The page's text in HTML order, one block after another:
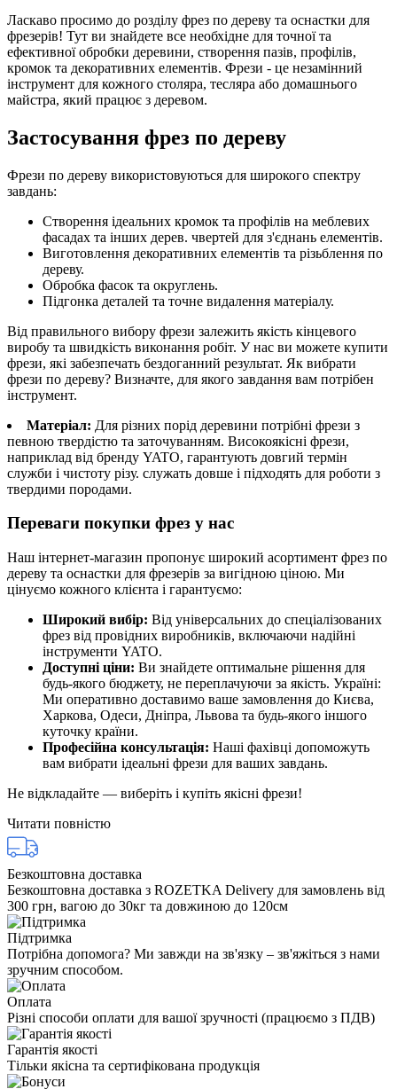
Ласкаво просимо до розділу фрез по дереву та оснастки для
фрезерів! Тут ви знайдете все необхідне для точної та
ефективної обробки деревини, створення пазів, профілів,
кромок та декоративних елементів. Фрези - це незамінний
інструмент для кожного столяра, тесляра або домашнього
майстра, який працює з деревом.
Застосування фрез по дереву
Фрези по дереву використовуються для широкого спектру
завдань:
Створення ідеальних кромок та профілів на меблевих
фасадах та інших дерев. чвертей для з'єднань елементів.
Виготовлення декоративних елементів та різьблення по
дереву.
Обробка фасок та округлень.
Підгонка деталей та точне видалення матеріалу.
Від правильного вибору фрези залежить якість кінцевого
виробу та швидкість виконання робіт. У нас ви можете купити
фрези, які забезпечать бездоганний результат. Як вибрати
фрези по дереву? Визначте, для якого завдання вам потрібен
інструмент.
Матеріал: Для різних порід деревини потрібні фрези з
певною твердістю та заточуванням. Високоякісні фрези,
наприклад від бренду YATO, гарантують довгий термін
служби і чистоту різу. служать довше і підходять для роботи з
твердими породами.
Переваги покупки фрез у нас
Наш інтернет-магазин пропонує широкий асортимент фрез по
дереву та оснастки для фрезерів за вигідною ціною. Ми
цінуємо кожного клієнта і гарантуємо:
Широкий вибір: Від універсальних до спеціалізованих
фрез від провідних виробників, включаючи надійні
інструменти YATO.
Доступні ціни: Ви знайдете оптимальне рішення для
будь-якого бюджету, не переплачуючи за якість. Україні:
Ми оперативно доставимо ваше замовлення до Києва,
Харкова, Одеси, Дніпра, Львова та будь-якого іншого
куточку країни.
Професійна консультація: Наші фахівці допоможуть
вам вибрати ідеальні фрези для ваших завдань.
Не відкладайте — виберіть і купіть якісні фрези!
Читати повністю
Безкоштовна доставка
Безкоштовна доставка з ROZETKA Delivery для замовлень від
300 грн, вагою до 30кг та довжиною до 120см
Підтримка
Потрібна допомога? Ми завжди на зв'язку – зв'яжіться з нами
зручним способом.
Оплата
Різні способи оплати для вашої зручності (працюємо з ПДВ)
Гарантія якості
Тільки якісна та сертифікована продукція